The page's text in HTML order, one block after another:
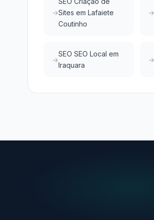
Sites em Lafaiete
Coutinho
SEO SEO Local em
Iraquara